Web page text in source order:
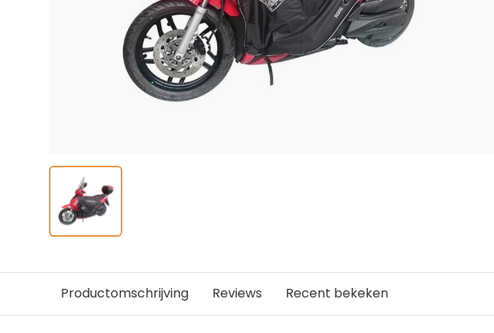
Productomschrijving Reviews Recent bekeken